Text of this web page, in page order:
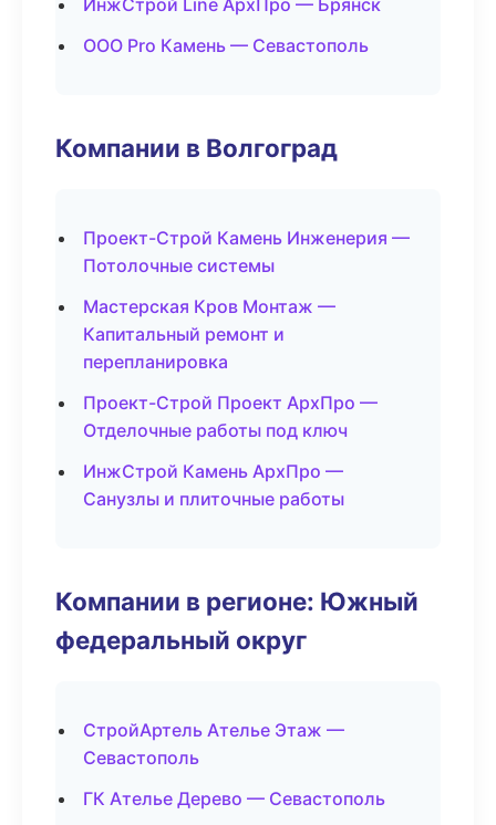
ИнжСтрой Line АрхПро — Брянск
ООО Pro Камень — Севастополь
Компании в Волгоград
Проект-Строй Камень Инженерия —
Потолочные системы
Мастерская Кров Монтаж —
Капитальный ремонт и
перепланировка
Проект-Строй Проект АрхПро —
Отделочные работы под ключ
ИнжСтрой Камень АрхПро —
Санузлы и плиточные работы
Компании в регионе: Южный
федеральный округ
СтройАртель Ателье Этаж —
Севастополь
ГК Ателье Дерево — Севастополь